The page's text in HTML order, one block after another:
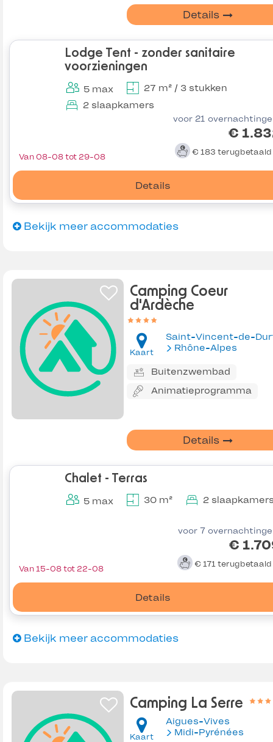
Details
Lodge Tent - zonder sanitaire
voorzieningen
5 max
27 m² / 3 stukken
2 slaapkamers
voor 21
€
€ 183 terugbetaald
Details
Van 08-08 tot 29-08
Bekijk meer accommodaties
Camping Coeur
d'Ardèche
Kaart Rhône-Alpes
Buitenzwembad
Animatieprogramma
Details
Chalet - Terras
5 max 30 m² 2
voor 7
€
€ 171 terugbetaald
Details
Van 15-08 tot 22-08
Bekijk meer accommodaties
Camping La Serre
Kaart
Aigues-Vives
Midi-Pyrénées